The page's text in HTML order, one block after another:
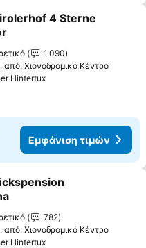
στα αγαπημένα
4 Sterne
τιμών 1.090
από: Χιονοδρομικό Κέντρο
Hintertux
Εμφάνιση τιμών
στα αγαπημένα
τιμών782
από: Χιονοδρομικό Κέντρο
Hintertux